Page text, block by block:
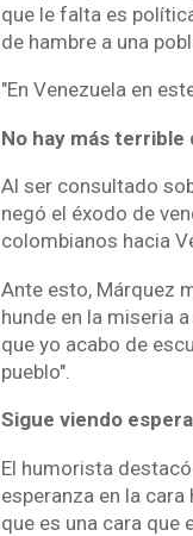
que le falta es
de hambre a una
"En Venezuela en
No hay más terrible
Al ser consultado
negó el éxodo de
colombianos hacia
Ante esto, Márquez
hunde en la miseria
que yo acabo de
pueblo".
Sigue viendo
El humorista
esperanza en la
que es una cara